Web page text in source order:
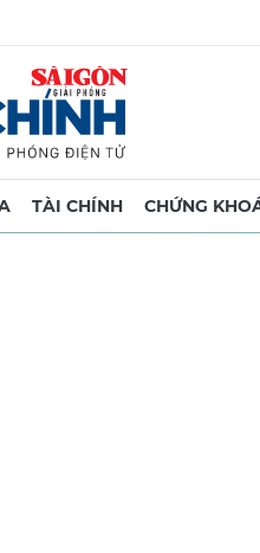
TÀI CHÍNH CHỨNG